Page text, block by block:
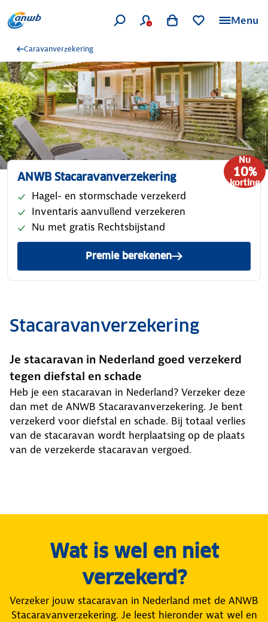
Menu
Caravanverzekering
Nu
10%
korting
ANWB Stacaravanverzekering
Hagel- en stormschade verzekerd
Inventaris aanvullend verzekeren
Nu met gratis Rechtsbijstand
Premie berekenen
van ANWB
Stacaravanverzekering
Je stacaravan in Nederland goed verzekerd
tegen diefstal en schade
Heb je een stacaravan in Nederland? Verzeker deze
dan met de ANWB Stacaravanverzekering. Je bent
verzekerd voor diefstal en schade. Bij totaal verlies
van de stacaravan wordt herplaatsing op de plaats
van de verzekerde stacaravan vergoed.
Wat is wel en niet
verzekerd?
Verzeker jouw stacaravan in Nederland met de ANWB
Stacaravanverzekering. Je leest hieronder wat wel en